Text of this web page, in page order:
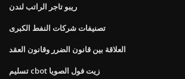
ريبو تاجر الراتب لندن
تصنيفات شركات النفط الكبرى
العلاقة بين قانون الضرر وقانون العقد
تسليم cbot زيت فول الصويا